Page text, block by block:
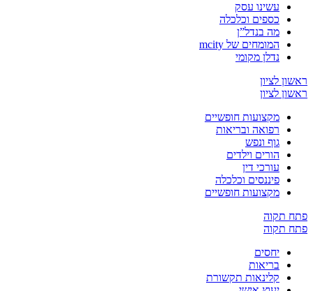
עשינו עסק
כספים וכלכלה
מה בנדל”ן
המומחים של mcity
נדלן מקומי
לציון
לציון
מקצועות חופשיים
רפואה ובריאות
גוף ונפש
הורים וילדים
עורכי דין
פיננסים וכלכלה
מקצועות חופשיים
יחסים
בריאות
קלינאות תקשורת